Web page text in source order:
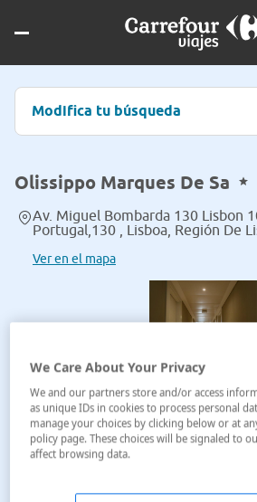
Modifica tu búsqueda
Olissippo Marques De Sa
Av. Miguel Bombarda 130 Lisbon
Portugal,130 , Lisboa, Región De
Ver en el mapa
We Care About Your Privacy
We and our partners store and/or access
as unique IDs in cookies to process personal
manage your choices by clicking below or at
policy page. These choices will be signaled to
affect browsing data.